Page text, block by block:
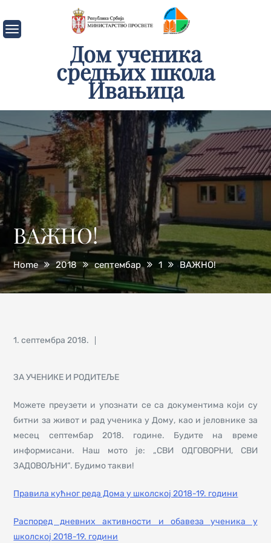
to
content
Дом ученика
средњих школа
Ивањица
ВАЖНО!
Home 2018 септембар 1 ВАЖНО!
Posted
1. септембра 2018.
ЗА УЧЕНИКЕ И РОДИТЕЉЕ
Можете преузети и упознати се са документима који су
битни за живот и рад ученика у Дому, као и јеловнике за
месец септембар 2018. године. Будите на време
информисани. Наш мото је: „СВИ ОДГОВОРНИ, СВИ
ЗАДОВОЉНИ“. Будимо такви!
Правила кућног реда Дома у школској 2018-19. години
Распоред дневних активности и обавеза ученика у
школској 2018-19. години